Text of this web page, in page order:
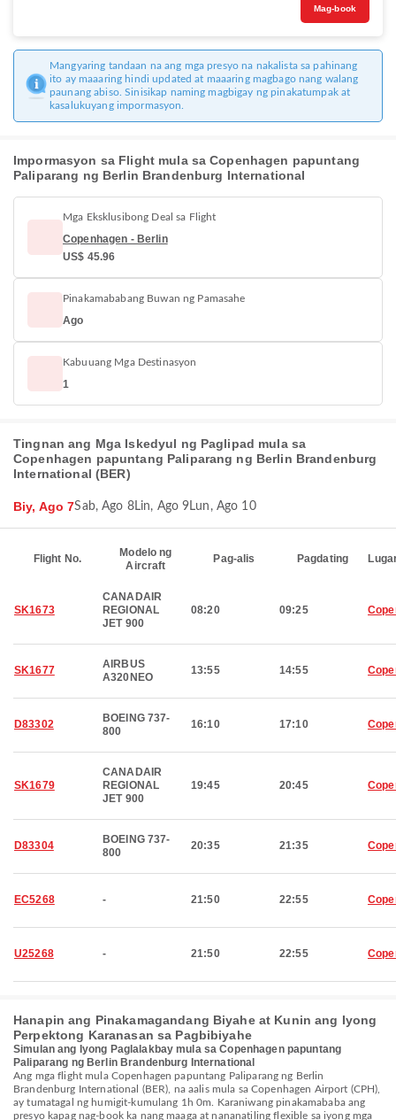
Mag-book
Mangyaring tandaan na ang mga presyo na nakalista sa pahinang
ito ay maaaring hindi updated at maaaring magbago nang walang
paunang abiso. Sinisikap naming magbigay ng pinakatumpak at
kasalukuyang impormasyon.
Impormasyon sa Flight mula sa Copenhagen papuntang
Paliparang ng Berlin Brandenburg International
Mga Eksklusibong Deal sa Flight
Copenhagen - Berlin
US$ 45.96
Pinakamababang Buwan ng Pamasahe
Ago
Kabuuang Mga Destinasyon
1
Tingnan ang Mga Iskedyul ng Paglipad mula sa
Copenhagen papuntang Paliparang ng Berlin Brandenburg
International (BER)
Biy, Ago 7Sab, Ago 8Lin, Ago 9Lun, Ago 10
Flight No.
Modelo ng
Aircraft
Pag-alis Pagdating
SK1673
CANADAIR
REGIONAL
JET 900
08:20 09:25
SK1677
AIRBUS
A320NEO
13:55 14:55
D83302
BOEING 737-
800
16:10 17:10
SK1679
CANADAIR
REGIONAL
JET 900
19:45 20:45
D83304
BOEING 737-
800
20:35 21:35
EC5268 - 21:50 22:55
U25268 - 21:50 22:55
Hanapin ang Pinakamagandang Biyahe at Kunin ang Iyong
Perpektong Karanasan sa Pagbibiyahe
Simulan ang Iyong Paglalakbay mula sa Copenhagen papuntang
Paliparang ng Berlin Brandenburg International
Ang mga flight mula Copenhagen papuntang Paliparang ng Berlin
Brandenburg International (BER), na aalis mula sa Copenhagen Airport (CPH),
ay tumatagal ng humigit-kumulang 1h 0m. Karaniwang pinakamababa ang
presyo kapag nag-book ka nang maaga at nananatiling flexible sa iyong mga